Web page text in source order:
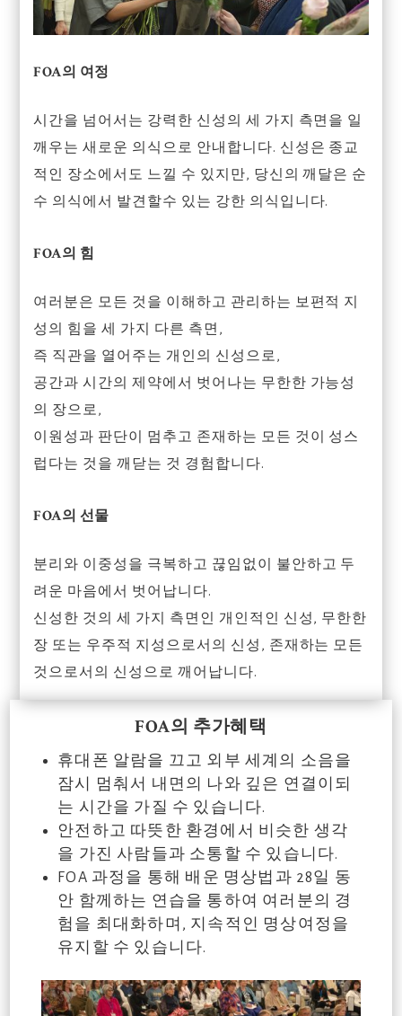
FOA의 여정
시간을 넘어서는 강력한 신성의 세 가지 측면을 일
깨우는 새로운 의식으로 안내합니다. 신성은 종교
적인 장소에서도 느낄 수 있지만, 당신의 깨달은 순
수 의식에서 발견할수 있는 강한 의식입니다.
FOA의 힘
여러분은 모든 것을 이해하고 관리하는 보편적 지
성의 힘을 세 가지 다른 측면,
즉 직관을 열어주는 개인의 신성으로,
공간과 시간의 제약에서 벗어나는 무한한 가능성
의 장으로,
이원성과 판단이 멈추고 존재하는 모든 것이 성스
럽다는 것을 깨닫는 것 경험합니다.
FOA의 선물
분리와 이중성을 극복하고 끊임없이 불안하고 두
려운 마음에서 벗어납니다.
신성한 것의 세 가지 측면인 개인적인 신성, 무한한
장 또는 우주적 지성으로서의 신성, 존재하는 모든
것으로서의 신성으로 깨어납니다.
FOA의 추가혜택
휴대폰 알람을 끄고 외부 세계의 소음을
잠시 멈춰서 내면의 나와 깊은 연결이되
는 시간을 가질 수 있습니다.
안전하고 따뜻한 환경에서 비슷한 생각
을 가진 사람들과 소통할 수 있습니다.
FOA 과정을 통해 배운 명상법과 28일 동
안 함께하는 연습을 통하여 여러분의 경
험을 최대화하며, 지속적인 명상여정을
유지할 수 있습니다.